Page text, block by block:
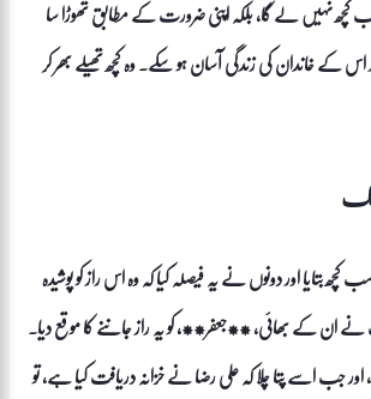
کچھ نہیں لے گا، بلکہ اپنی ضرورت کے مطابق تھوڑا سا
اس کے خاندان کی زندگی آسان ہو سکے۔ وہ کچھ تھیلے بھر کر
کچھ بتایا اور دونوں نے یہ فیصلہ کیا کہ وہ اس راز کو پوشیدہ
ان کے بھائی، **جعفر**، کو یہ راز جاننے کا موقع دیا۔
اور جب اسے پتا چلا کہ علی رضا نے خزانہ دریافت کیا ہے، تو